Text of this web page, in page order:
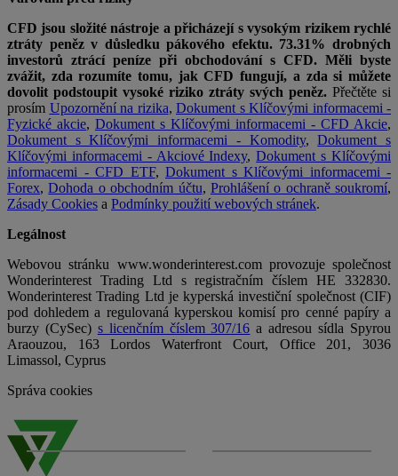
CFD jsou složité nástroje a přicházejí s vysokým rizikem rychlé
ztráty peněz v důsledku pákového efektu. 73.31% drobných
investorů ztrácí peníze při obchodování s CFD. Měli byste
zvážit, zda rozumíte tomu, jak CFD fungují, a zda si můžete
dovolit podstoupit vysoké riziko ztráty svých peněz. Přečtěte si
prosím Upozornění na rizika, Dokument s Klíčovými informacemi -
Fyzické akcie, Dokument s Klíčovými informacemi - CFD Akcie,
Dokument s Klíčovými informacemi - Komodity,Dokument s
Klíčovými informacemi - Akciové Indexy,Dokument s Klíčovými
informacemi - CFD ETF, Dokument s Klíčovými informacemi -
Forex,Dohoda o obchodním účtu, Prohlášení o ochraně soukromí,
Zásady Cookies a Podmínky použití webových stránek.
Legálnost
Webovou stránku www.wonderinterest.com provozuje společnost
Wonderinterest Trading Ltd s registračním číslem HE 332830.
Wonderinterest Trading Ltd je kyperská investiční společnost (CIF)
pod dohledem a regulovaná kyperskou komisí pro cenné papíry a
burzy (CySec) s licenčním číslem 307/16 a adresou sídla Spyrou
Araouzou, 163 Lordos Waterfront Court, Office 201, 3036
Limassol, Cyprus
Správa cookies